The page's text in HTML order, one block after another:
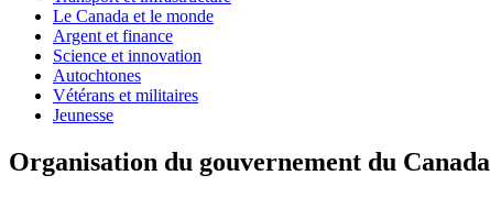
Le Canada et le monde
Argent et finance
Science et innovation
Autochtones
Vétérans et militaires
Jeunesse
Organisation du gouvernement du Canada